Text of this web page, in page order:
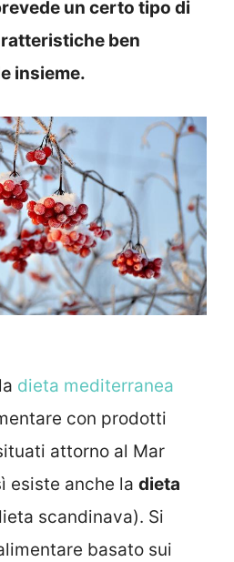
un certo tipo di
ben
insieme.
dieta mediterranea
con prodotti
attorno al Mar
esiste anche la dieta
scandinava). Si
basato sui